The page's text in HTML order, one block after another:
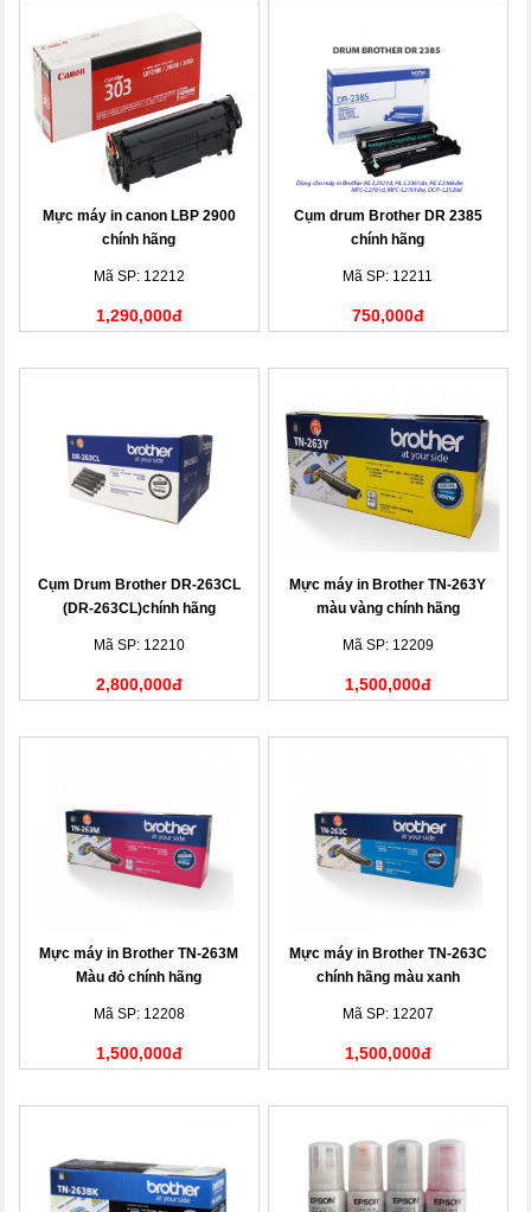
Mực máy in canon LBP 2900
chính hãng
Mã SP: 12212
1,290,000đ
Cụm drum Brother DR 2385
chính hãng
Mã SP: 12211
750,000đ
Cụm Drum Brother DR-263CL
(DR-263CL)chính hãng
Mã SP: 12210
2,800,000đ
Mực máy in Brother TN-263Y
màu vàng chính hãng
Mã SP: 12209
1,500,000đ
Mực máy in Brother TN-263M
Màu đỏ chính hãng
Mã SP: 12208
1,500,000đ
Mực máy in Brother TN-263C
chính hãng màu xanh
Mã SP: 12207
1,500,000đ